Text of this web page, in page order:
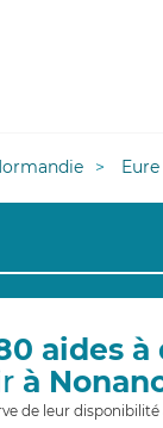
Eure
aides
à
de leur